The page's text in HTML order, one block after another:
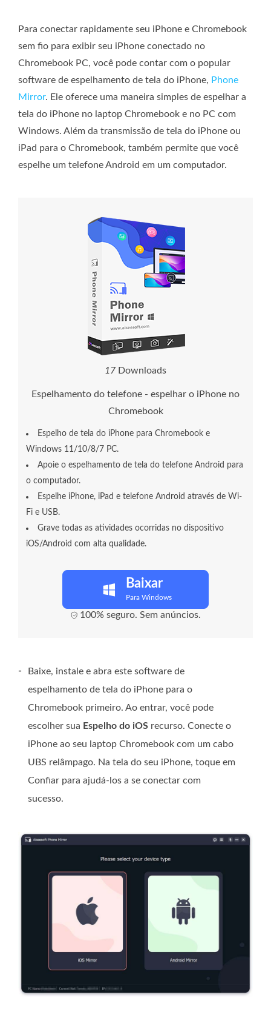
Para conectar rapidamente seu iPhone e Chromebook
sem fio para exibir seu iPhone conectado no
Chromebook PC, você pode contar com o popular
software de espelhamento de tela do iPhone, Phone
Mirror. Ele oferece uma maneira simples de espelhar a
tela do iPhone no laptop Chromebook e no PC com
Windows. Além da transmissão de tela do iPhone ou
iPad para o Chromebook, também permite que você
espelhe um telefone Android em um computador.
17 Downloads
Espelhamento do telefone - espelhar o iPhone no
Chromebook
Espelho de tela do iPhone para Chromebook e
Windows 11/10/8/7 PC.
Apoie o espelhamento de tela do telefone Android para
o computador.
Espelhe iPhone, iPad e telefone Android através de Wi-
Fi e USB.
Grave todas as atividades ocorridas no dispositivo
iOS/Android com alta qualidade.
Baixar
Para Windows
100% seguro. Sem anúncios.
-
Baixe, instale e abra este software de
espelhamento de tela do iPhone para o
Chromebook primeiro. Ao entrar, você pode
escolher sua Espelho do iOS recurso. Conecte o
iPhone ao seu laptop Chromebook com um cabo
UBS relâmpago. Na tela do seu iPhone, toque em
Confiar para ajudá-los a se conectar com
sucesso.